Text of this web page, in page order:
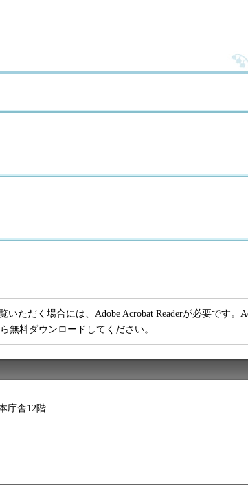
いただく場合には、Adobe Acrobat Readerが必要です。
無料ダウンロードしてください。
庁舎12階